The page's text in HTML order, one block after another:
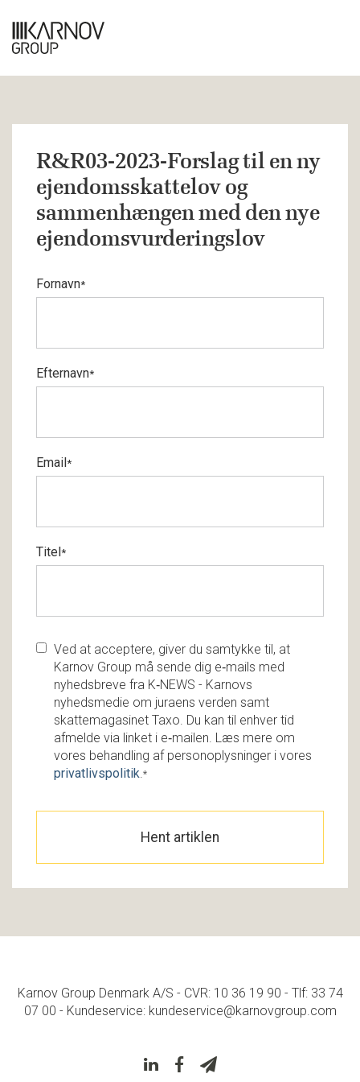
R&R03-2023-Forslag til en ny
ejendomsskattelov og
sammenhængen med den nye
ejendomsvurderingslov
Fornavn*
Efternavn*
Email*
Titel*
Ved at acceptere, giver du samtykke til, at
Karnov Group må sende dig e‑mails med
nyhedsbreve fra K‑NEWS - Karnovs
nyhedsmedie om juraens verden samt
skattemagasinet Taxo. Du kan til enhver tid
afmelde via linket i e‑mailen. Læs mere om
vores behandling af personoplysninger i vores
privatlivspolitik.*
Karnov Group Denmark A/S - CVR: 10 36 19 90 - Tlf: 33 74
07 00 - Kundeservice: kundeservice@karnovgroup.com